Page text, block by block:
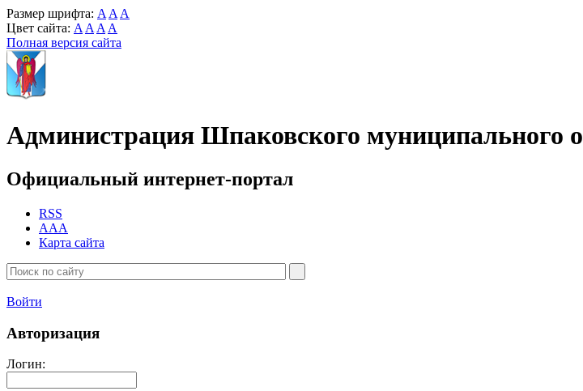
Размер шрифта: A A A
Цвет сайта: A A A A
Полная версия сайта
Администрация Шпаковского муниципального
Официальный интернет-портал
RSS
AAA
Карта сайта
Войти
Авторизация
Логин: